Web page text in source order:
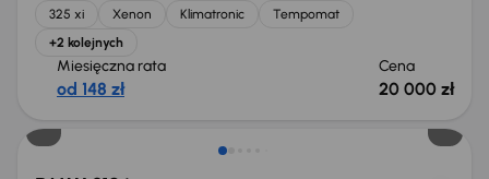
325 xi Xenon Klimatronic
Tempomat
+2 kolejnych
Miesięczna rata
od 148 zł
Cena
20 000 zł